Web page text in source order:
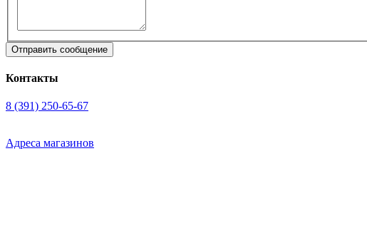
Контакты
8 (391) 250-65-67
Адреса магазинов